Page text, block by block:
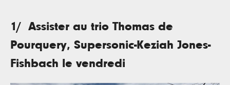
1/ Assister au trio Thomas de
Pourquery, Supersonic-Keziah Jones-
Fishbach le vendredi